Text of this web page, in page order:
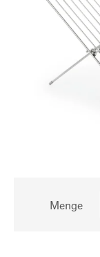
Menge